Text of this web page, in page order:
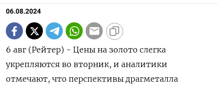
06.08.2024
6 авг (Рейтер) - Цены на золото слегка
укрепляются во вторник, и аналитики
отмечают, что перспективы драгметалла